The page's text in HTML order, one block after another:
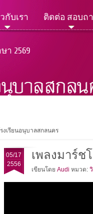
กับเรา ติดต่อ สอบถ
า 2569
งเรียนอนุบาลสกลนคร
05/17
2556
เพลงมาร์ช
เขียนโดย Audi หมวด: